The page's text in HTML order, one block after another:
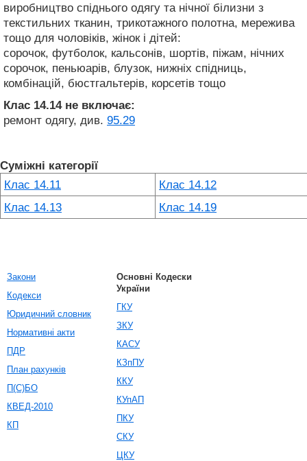
виробництво спіднього одягу та нічної білизни з
текстильних тканин, трикотажного полотна, мережива
тощо для чоловіків, жінок і дітей:
сорочок, футболок, кальсонів, шортів, піжам, нічних
сорочок, пеньюарів, блузок, нижніх спідниць,
комбінацій, бюстгальтерів, корсетів тощо
Клас 14.14не включає:
ремонт одягу, див. 95.29
Суміжні категорії
Клас 14.11
Клас 14.12
Клас 14.13
Клас 14.19
Закони
Кодекси
Юридичний словник
Нормативні акти
ПДР
План рахунків
П(С)БО
КВЕД-2010
КП
Основні Кодески
України
ГКУ
ЗКУ
КАСУ
КЗпПУ
ККУ
КУпАП
ПКУ
СКУ
ЦКУ